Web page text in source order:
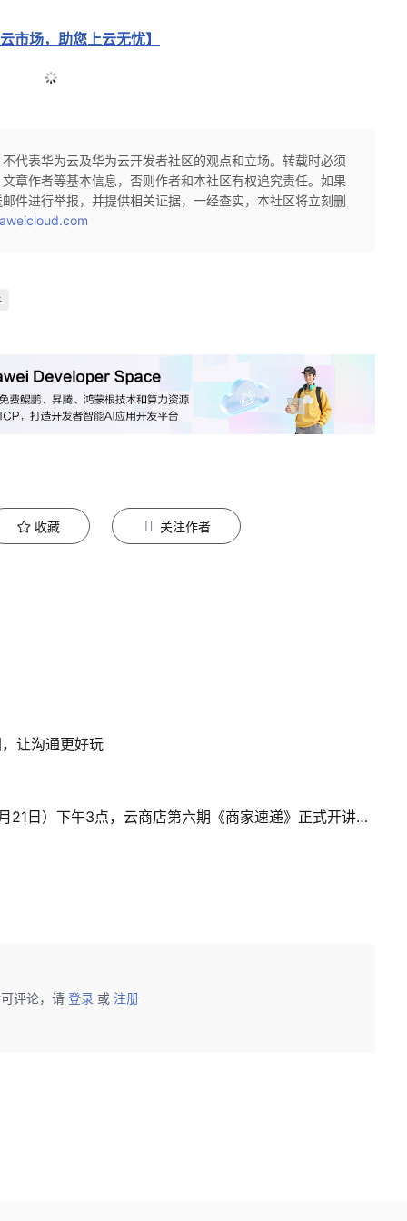
市场，助您上云无忧】
代表华为云及华为云开发者社区的观点和立场。转载时必须
章作者等基本信息，否则作者和本社区有权追究责任。如果
件进行举报，并提供相关证据，一经查实，本社区将立刻删
收藏 关注作者
让沟通更好玩
助力合作伙伴，加速经营增长！本周四（5月21日）下午3点，云商店第六期《商家速递》正式开讲！诚邀您的参与~
评论，请 登录 或 注册